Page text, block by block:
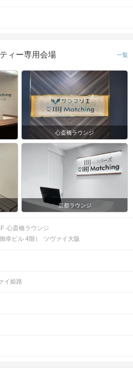
分前より受付開始。1時間半を予
始時刻から30分以上遅れる場合は
8程度で進行予定。（最少開催人
。
ィー専用会場 一覧
心斎橋ラウンジ
京都ラウンジ
心斎橋ラウンジ
幸ビル 4階）
ツヴァイ大阪
イ姫路